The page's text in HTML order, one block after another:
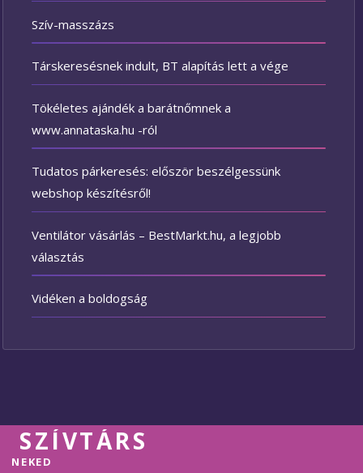
Szív-masszázs
Társkeresésnek indult, BT alapítás lett a vége
Tökéletes ajándék a barátnőmnek a
www.annataska.hu -ról
Tudatos párkeresés: először beszélgessünk
webshop készítésről!
Ventilátor vásárlás – BestMarkt.hu, a legjobb
választás
Vidéken a boldogság
SZÍVTÁRS
NEKED